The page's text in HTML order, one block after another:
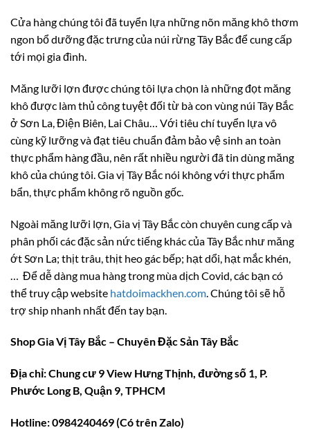
Cửa hàng chúng tôi đã tuyển lựa những nõn măng khô thơm
ngon bổ dưỡng đặc trưng của núi rừng Tây Bắc để cung cấp
tới mọi gia đình.
Măng lưỡi lợn được chúng tôi lựa chọn là những đọt măng
khô được làm thủ công tuyệt đối từ bà con vùng núi Tây Bắc
ở Sơn La, Điện Biên, Lai Châu… Với tiêu chí tuyển lựa vô
cùng kỹ lưỡng và đạt tiêu chuẩn đảm bảo vệ sinh an toàn
thực phẩm hàng đầu, nên rất nhiều người đã tin dùng măng
khô của chúng tôi. Gia vị Tây Bắc nói không với thực phẩm
bẩn, thực phẩm không rõ nguồn gốc.
Ngoài măng lưỡi lợn, Gia vị Tây Bắc còn chuyên cung cấp và
phân phối các đặc sản nức tiếng khác của Tây Bắc như măng
ớt Sơn La; thịt trâu, thịt heo gác bếp; hạt dổi, hạt mắc khén,
… Để dễ dàng mua hàng trong mùa dịch Covid, các bạn có
thể truy cập website hatdoimackhen.com . Chúng tôi sẽ hỗ
trợ ship nhanh nhất đến tay bạn.
Shop Gia Vị Tây Bắc – Chuyên Đặc Sản Tây Bắc
Địa chỉ: Chung cư 9 View Hưng Thịnh, đường số 1, P.
Phước Long B, Quận 9, TPHCM
Hotline: 0984240469 (Có trên Zalo)